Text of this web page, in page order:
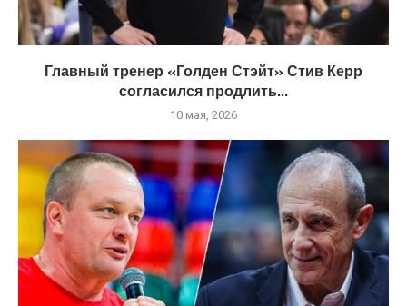
Главный тренер «Голден Стэйт» Стив Керр
согласился продлить...
10 мая, 2026